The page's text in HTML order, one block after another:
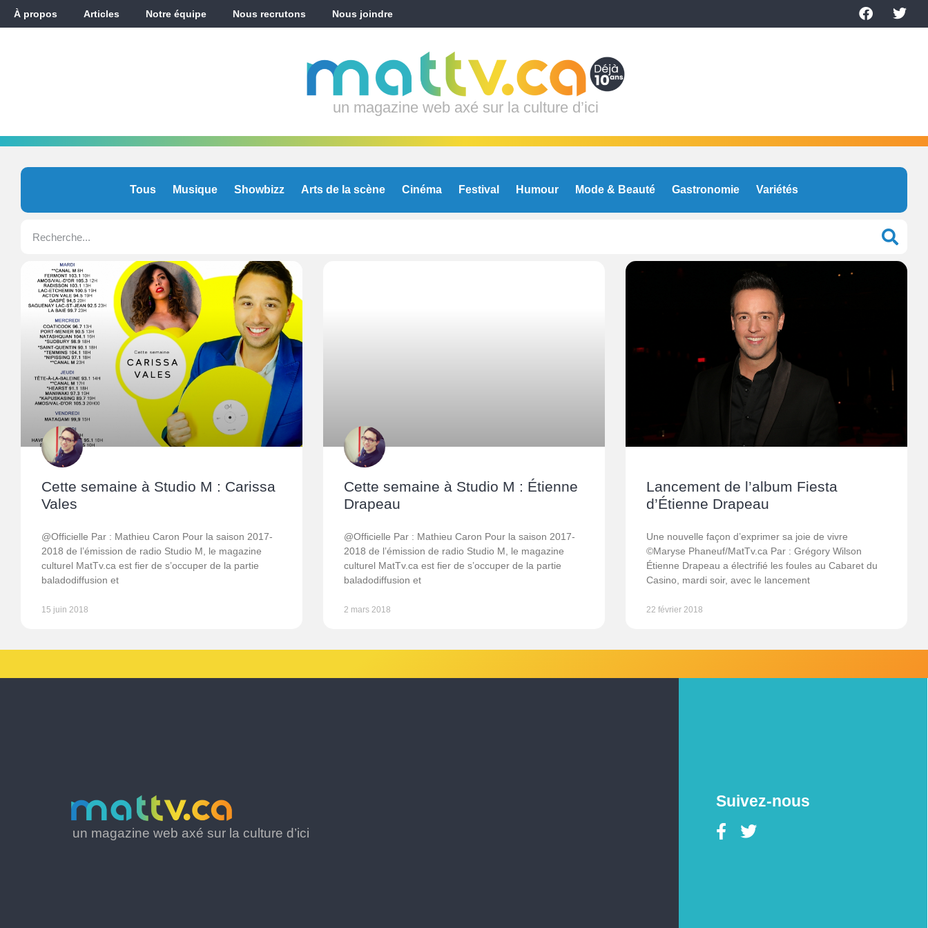
À propos Articles Notre équipe Nous recrutons Nous joindre
un magazine web axé sur la culture d’ici
Tous Musique Showbizz Arts de la scène Cinéma Festival Humour Mode & Beauté Gastronomie Variétés
Cette semaine à Studio M : Carissa
Vales
@Officielle Par : Mathieu Caron Pour la saison 2017-
2018 de l’émission de radio Studio M, le magazine
culturel MatTv.ca est fier de s’occuper de la partie
baladodiffusion et
15 juin 2018
Cette semaine à Studio M : Étienne
Drapeau
@Officielle Par : Mathieu Caron Pour la saison 2017-
2018 de l’émission de radio Studio M, le magazine
culturel MatTv.ca est fier de s’occuper de la partie
baladodiffusion et
2 mars 2018
Lancement de l’album Fiesta
d’Étienne Drapeau
Une nouvelle façon d’exprimer sa joie de vivre
©Maryse Phaneuf/MatTv.ca Par : Grégory Wilson
Étienne Drapeau a électrifié les foules au Cabaret du
Casino, mardi soir, avec le lancement
22 février 2018
un magazine web axé sur la culture d’ici
Suivez-nous